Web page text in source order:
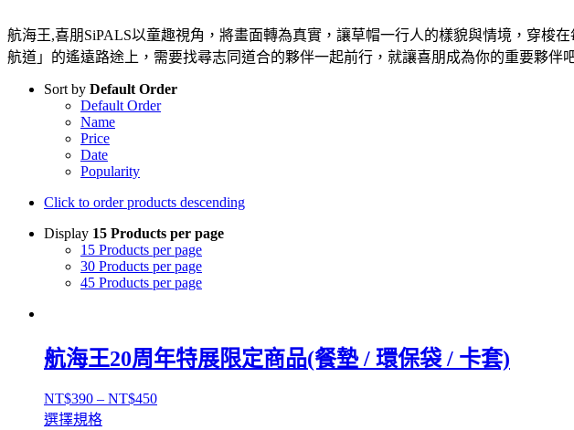
航海王,喜朋SiPALS以童趣視角，將畫面轉為真實，讓草帽一行人的樣貌與情境，穿梭
航道」的遙遠路途上，需要找尋志同道合的夥伴一起前行，就讓喜朋成為你的重要夥伴吧
Sort by Default Order
Default Order
Name
Price
Date
Popularity
Click to order products descending
Display 15 Products per page
15 Products per page
30 Products per page
45 Products per page
航海王20周年特展限定商品(餐墊 / 環保袋 / 卡套)
NT$390 – NT$450
選擇規格